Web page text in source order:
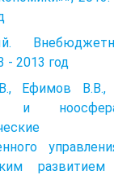
- 2013 год
Ефимов В.В.,
и